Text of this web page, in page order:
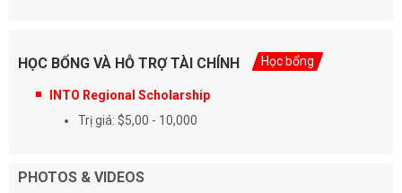
HỌC BỔNG VÀ HỖ TRỢ TÀI CHÍNH Học bổng
INTO Regional Scholarship
Trị giá: $5,00 - 10,000
PHOTOS & VIDEOS